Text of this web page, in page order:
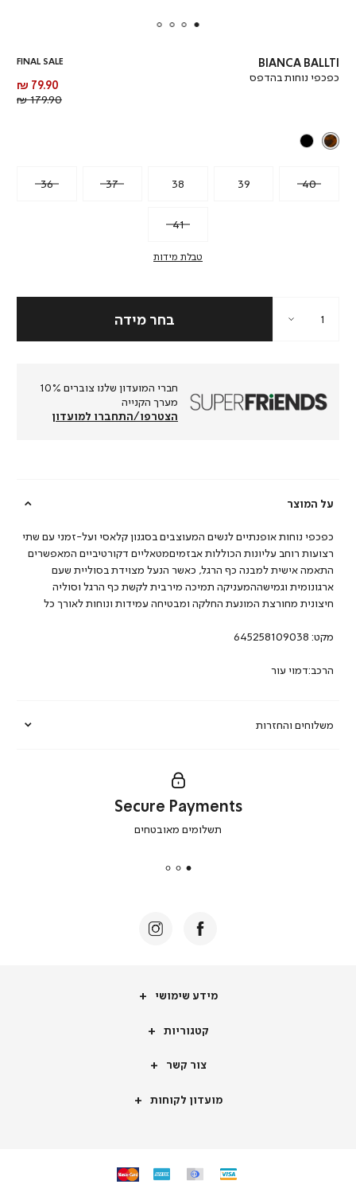
BIANCA BALLTI
כפכפי נוחות בהדפס
FINAL SALE
מחיר
מוצר
79.90 ₪
179.90 ₪
36 37 38 39 40
41
טבלת מידות
חברי המועדון שלנו צוברים 10%
מערך הקנייה
הצטרפו/התחברו למועדון
על המוצר
משלוחים והחזרות
כפכפי נוחות אופנתיים לנשים המעוצבים בסגנון קלאסי ועל-זמני עם שתי
רצועות רוחב עליונות הכוללות אבזמיםמטאליים דקורטיביים המאפשרים
התאמה אישית למבנה כף הרגל, כאשר הנעל מצוידת בסוליית שעם
ארגונומית וגמישההמעניקה תמיכה מירבית לקשת כף הרגל וסוליה
חיצונית מחורצת המונעת החלקה ומבטיחה עמידות ונוחות לאורך כל
מקט: 645258109038
הרכב:דמוי עור
secure
Secure Payments
תשלומים מאובטחים
מידע
מידע שימושי
קטגוריותקטגוריות
צור
צור קשר
מועדון
מועדון לקוחות